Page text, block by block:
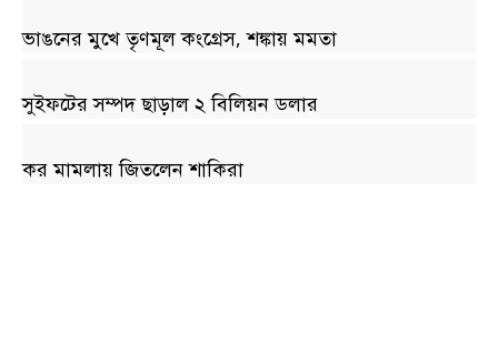
ভাঙনের মুখে তৃণমূল কংগ্রেস, শঙ্কায় মমতা
সুইফটের সম্পদ ছাড়াল ২ বিলিয়ন ডলার
কর মামলায় জিতলেন শাকিরা